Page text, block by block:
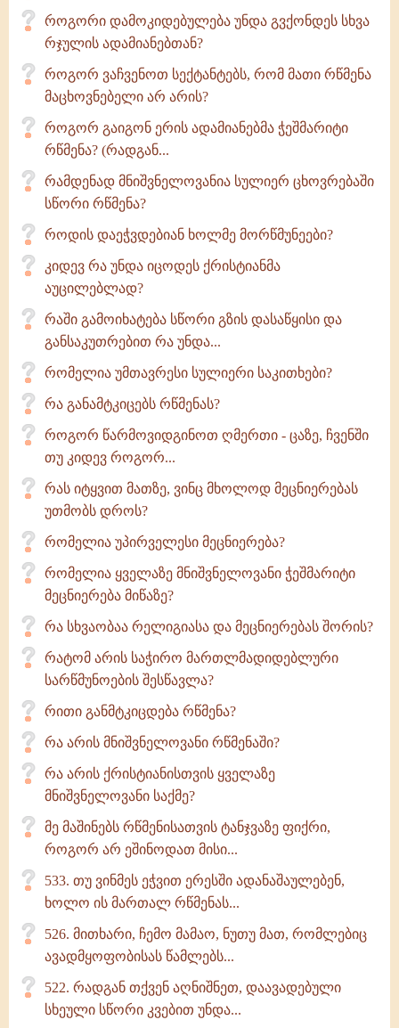
როგორი დამოკიდებულება უნდა გვქონდეს სხვა
რჯულის ადამიანებთან?
როგორ ვაჩვენოთ სექტანტებს, რომ მათი რწმენა
მაცხოვნებელი არ არის?
როგორ გაიგონ ერის ადამიანებმა ჭეშმარიტი
რწმენა? (რადგან...
რამდენად მნიშვნელოვანია სულიერ ცხოვრებაში
სწორი რწმენა?
როდის დაეჭვდებიან ხოლმე მორწმუნეები?
კიდევ რა უნდა იცოდეს ქრისტიანმა
აუცილებლად?
რაში გამოიხატება სწორი გზის დასაწყისი და
განსაკუთრებით რა უნდა...
რომელია უმთავრესი სულიერი საკითხები?
რა განამტკიცებს რწმენას?
როგორ წარმოვიდგინოთ ღმერთი - ცაზე, ჩვენში
თუ კიდევ როგორ...
რას იტყვით მათზე, ვინც მხოლოდ მეცნიერებას
უთმობს დროს?
რომელია უპირველესი მეცნიერება?
რომელია ყველაზე მნიშვნელოვანი ჭეშმარიტი
მეცნიერება მიწაზე?
რა სხვაობაა რელიგიასა და მეცნიერებას შორის?
რატომ არის საჭირო მართლმადიდებლური
სარწმუნოების შესწავლა?
რითი განმტკიცდება რწმენა?
რა არის მნიშვნელოვანი რწმენაში?
რა არის ქრისტიანისთვის ყველაზე
მნიშვნელოვანი საქმე?
მე მაშინებს რწმენისათვის ტანჯვაზე ფიქრი,
როგორ არ ეშინოდათ მისი...
533. თუ ვინმეს ეჭვით ერესში ადანაშაულებენ,
ხოლო ის მართალ რწმენას...
526. მითხარი, ჩემო მამაო, ნუთუ მათ, რომლებიც
ავადმყოფობისას წამლებს...
522. რადგან თქვენ აღნიშნეთ, დაავადებული
სხეული სწორი კვებით უნდა...